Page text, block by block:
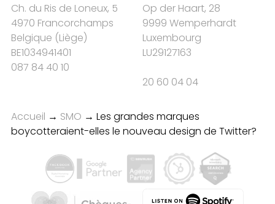
Ch. du Ris de Loneux, 5
4970 Francorchamps
Belgique (Liège)
BE1034941401
087 84 40 10
Op der Haart, 28
9999 Wemperhardt
Luxembourg
LU29127163
20 60 04 04
Accueil → SMO → Les grandes marques
boycotteraient-elles le nouveau design de Twitter?